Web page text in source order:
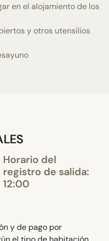
en el alojamiento de los
y otros utensilios
Horario del
registro de salida:
12:00
y de pago por